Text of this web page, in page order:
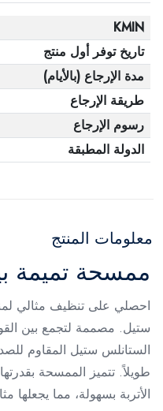
KMIN
تاريخ توفر أول منتج
مدة الإرجاع (بالأيام)
طريقة الإرجاع
رسوم الإرجاع
الدولة المطبقة
معلومات المنتج
ممسحة تميمة
احصلي على تنظيف مثالي
ستيل. مصممة لتجمع بين
الستانلس ستيل المقاوم
طويلاً. تتميز الممسحة
الأتربة بسهولة، مما يجعلها